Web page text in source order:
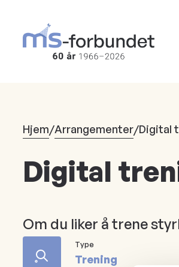
hovedinnhold
Hjem/Arrangementer/Digital
Digital
Om du liker å trene
Type
Trening